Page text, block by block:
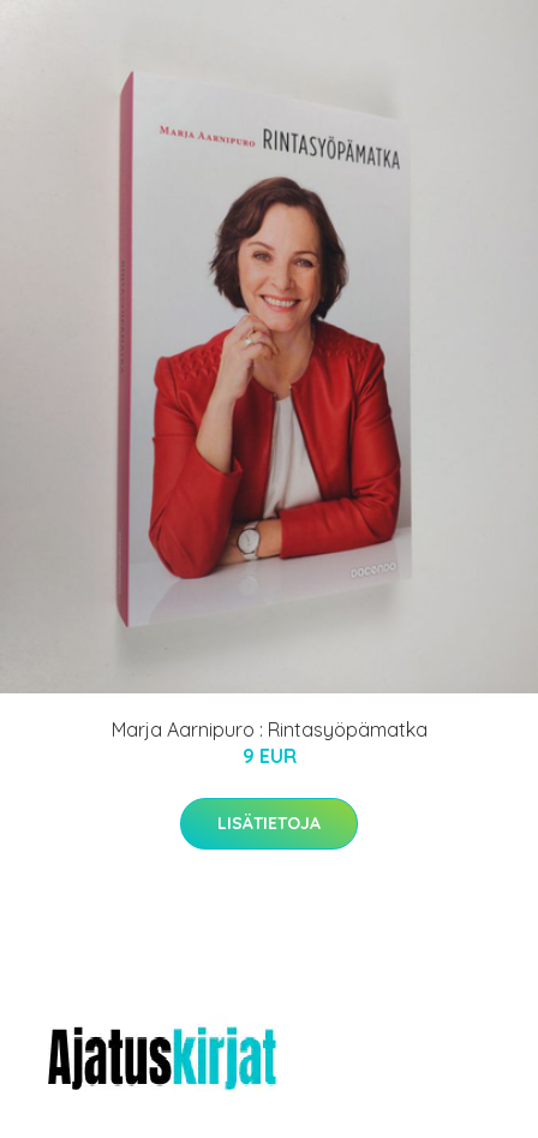
Marja Aarnipuro : Rintasyöpämatka
9 EUR
LISÄTIETOJA